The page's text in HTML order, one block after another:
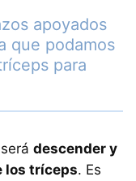
apoyados
que podamos
para
descender y
los tríceps. Es